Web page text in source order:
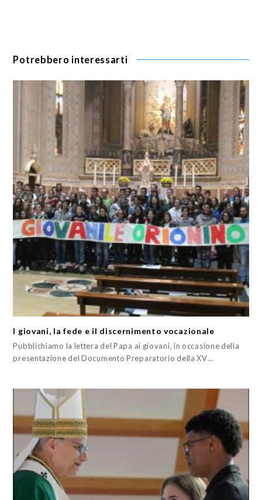
Potrebbero interessarti
I giovani, la fede e il discernimento vocazionale
Pubblichiamo la lettera del Papa ai giovani, in occasione della
presentazione del Documento Preparatorio della XV…